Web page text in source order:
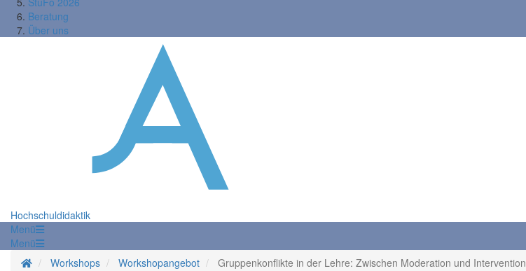
Beratung
Über uns
Hochschuldidaktik
Menü
Menü
Startseite
Workshops Workshopangebot Gruppenkonflikte in der Lehre: Zwischen Moderation und Intervention